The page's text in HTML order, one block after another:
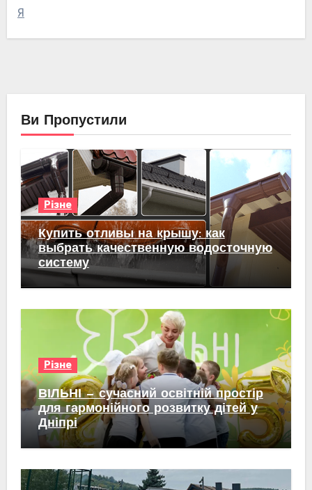
Я
Ви Пропустили
Різне
Купить отливы на крышу: как
выбрать качественную водосточную
систему
Різне
ВІЛЬНІ — сучасний освітній простір
для гармонійного розвитку дітей у
Дніпрі